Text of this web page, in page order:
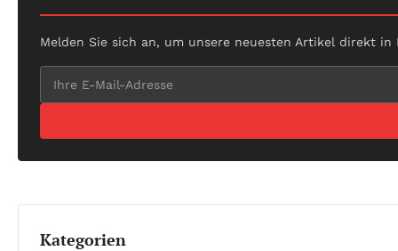
Melden Sie sich an, um unsere neuesten Artikel direkt
Kategorien